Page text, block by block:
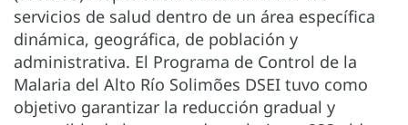
servicios de salud dentro de un área específica
dinámica, geográfica, de población y
administrativa. El Programa de Control de la
Malaria del Alto Río Solimões DSEI tuvo como
objetivo garantizar la reducción gradual y